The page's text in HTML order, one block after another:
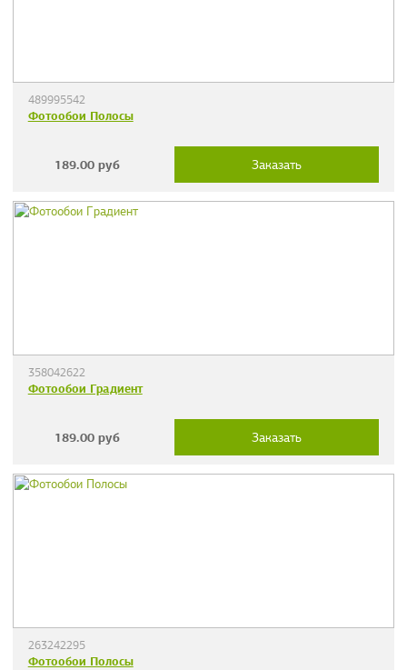
489995542
Фотообои Полосы
189.00 руб Заказать
358042622
Фотообои Градиент
189.00 руб Заказать
263242295
Фотообои Полосы